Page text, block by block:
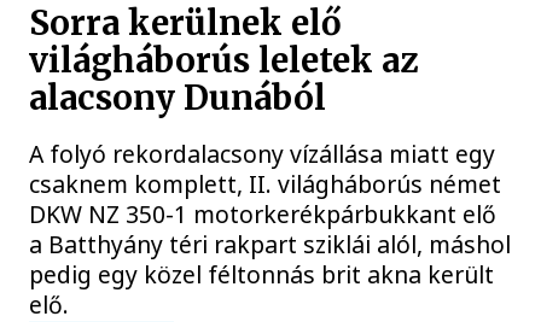
Sorra kerülnek elő
világháborús leletek az
alacsony Dunából
A folyó rekordalacsony vízállása miatt egy
csaknem komplett, II. világháborús német
DKW NZ 350-1 motorkerékpárbukkant elő
a Batthyány téri rakpart sziklái alól, máshol
pedig egy közel féltonnás brit akna került
elő.